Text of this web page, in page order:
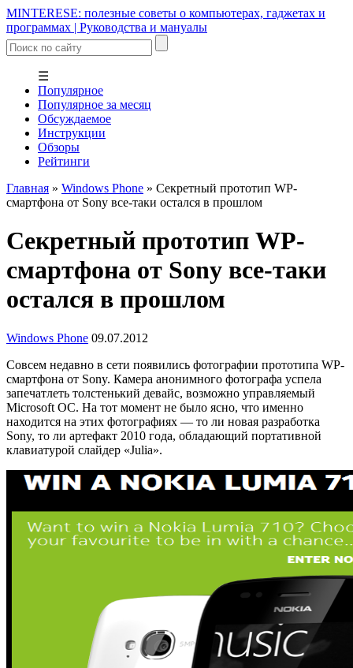
MINTERESE: полезные советы о компьютерах, гаджетах и
программах | Руководства и мануалы
☰
Популярное
Популярное за месяц
Обсуждаемое
Инструкции
Обзоры
Рейтинги
Главная » Windows Phone » Секретный прототип WP-
смартфона от Sony все-таки остался в прошлом
Секретный прототип WP-
смартфона от Sony все-таки
остался в прошлом
Windows Phone 09.07.2012
Совсем недавно в сети появились фотографии прототипа WP-
смартфона от Sony. Камера анонимного фотографа успела
запечатлеть толстенький девайс, возможно управляемый
Microsoft ОС. На тот момент не было ясно, что именно
находится на этих фотографиях — то ли новая разработка
Sony, то ли артефакт 2010 года, обладающий портативной
клавиатурой слайдер «Julia».